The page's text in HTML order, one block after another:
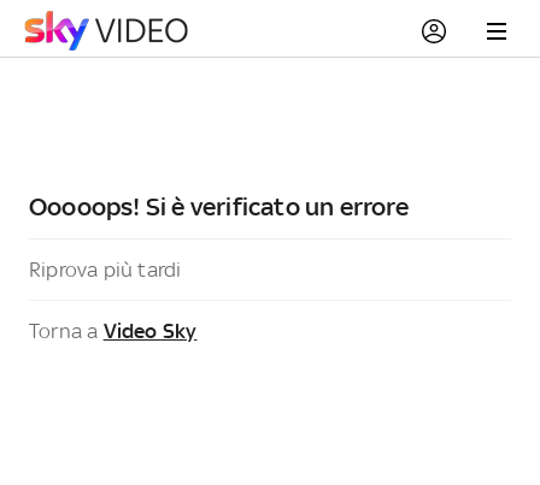
Ooooops! Si è verificato un errore
Riprova più tardi
Torna a Video Sky